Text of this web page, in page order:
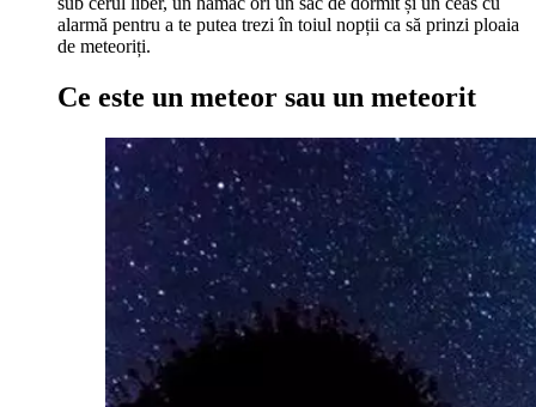
alarmă pentru a te putea trezi în toiul nopții ca să prinzi ploaia
de meteoriți.
Ce este un meteor sau un meteorit